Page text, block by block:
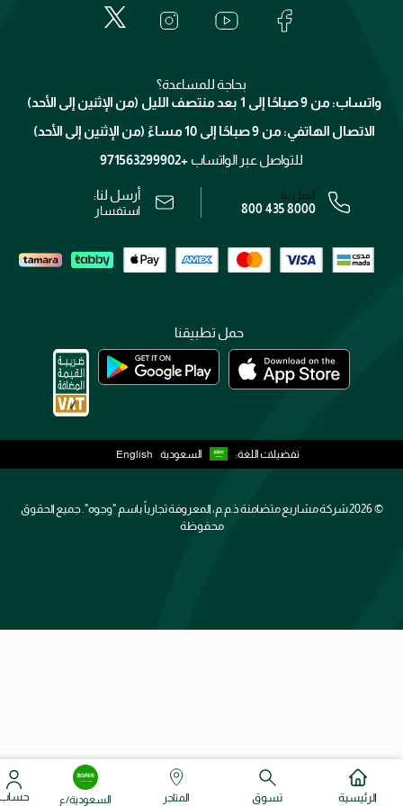
الإرجاع
برنامج الولاء ميوز
الوظائف
رقم السجل التجاري: 7013320481 — صادر من وزارة التجارة
بحاجة للمساعدة؟
واتساب: من 9 صباحًا إلى 1 بعد منتصف الليل (من الإثنين إلى الأحد)
الاتصال الهاتفي: من 9 صباحًا إلى 10 مساءً (من الإثنين إلى الأحد)
للتواصل عبر الواتساب +971563299902
اتصل بنا:
800 435 8000
أرسل لنا:
استفسار
حمل تطبيقنا
تفضيلات اللغة: السعودية English
2026 ©شركة مشاريع متضامنة ذ.م.م، المعروفة تجارياً باسم "وجوه". جميع الحقوق
محفوظة
الرئيسية تسوق المتاجر السعودية/ع حساب